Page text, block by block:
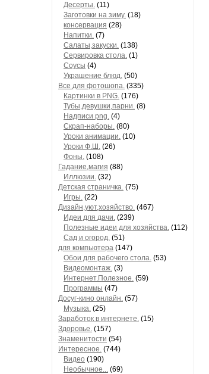
Десерты. (11)
Заготовки на зиму. (18)
консервация (28)
Напитки. (7)
Салаты,закуски. (138)
Сервировка стола. (1)
Соусы (4)
Украшение блюд. (50)
Все для фотошопа. (335)
Картинки в PNG. (176)
Тубы,девушки,парни. (8)
Надписи png. (4)
Скрап-наборы. (80)
Уроки анимации. (10)
Уроки Ф.Ш. (26)
Фоны. (108)
Гадание,магия (88)
Иллюзии. (32)
Детская страничка. (75)
Игры. (22)
Дизайн,уют,хозяйство. (467)
Идеи для дачи. (239)
Полезные идеи для хозяйства. (112)
Сад и огород. (51)
для компьютера (147)
Обои для рабочего стола. (53)
Видеомонтаж. (3)
Интернет.Полезное. (59)
Программы (47)
Досуг-кино онлайн. (57)
Музыка. (25)
Заработок в интернете. (15)
Здоровье. (157)
Знаменитости (54)
Интересное. (744)
Видео (190)
Необычное... (69)